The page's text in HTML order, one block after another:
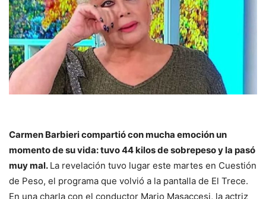
Carmen Barbieri compartió con mucha emoción un
momento de su vida: tuvo 44 kilos de sobrepeso y la pasó
muy mal. La revelación tuvo lugar este martes en Cuestión
de Peso, el programa que volvió a la pantalla de El Trece.
En una charla con el conductor Mario Masaccesi, la actriz